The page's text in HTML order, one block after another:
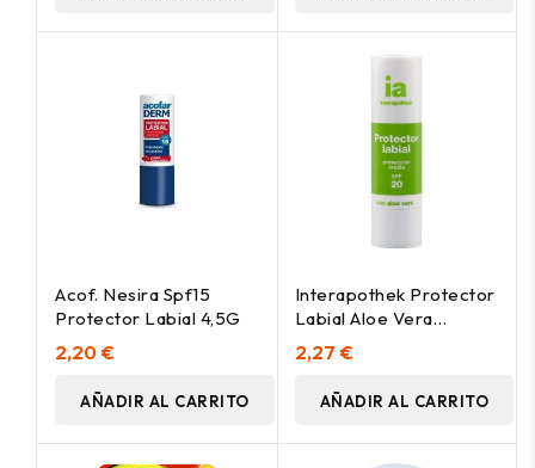
Acof. Nesira Spf15
Protector Labial 4,5G
2,20 €
AÑADIR AL CARRITO
Interapothek Protector
Labial Aloe Vera
Spf20+ 1Ud
2,27 €
AÑADIR AL CARRITO